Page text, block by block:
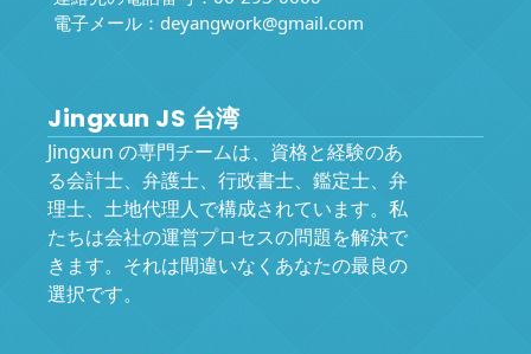
電子メール： deyangwork@gmail.com
Jingxun JS 台湾
Jingxun の専門チームは、資格と経験のあ
る会計士、弁護士、行政書士、鑑定士、弁
理士、土地代理人で構成されています。私
たちは会社の運営プロセスの問題を解決で
きます。それは間違いなくあなたの最良の
選択です。